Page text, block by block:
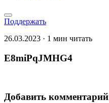
Поддержать
26.03.2023 · 1 мин читать
E8miPqJMHG4
Добавить комментарий